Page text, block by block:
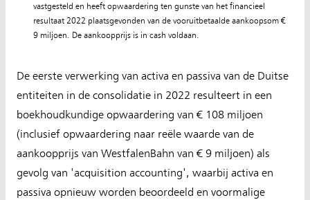
vastgesteld en heeft opwaardering ten gunste van het financieel
resultaat 2022 plaatsgevonden van de vooruitbetaalde aankoopsom €
9 miljoen. De aankoopprijs is in cash voldaan.
De eerste verwerking van activa en passiva van de Duitse
entiteiten in de consolidatie in 2022 resulteert in een
boekhoudkundige opwaardering van € 108 miljoen
(inclusief opwaardering naar reële waarde van de
aankoopprijs van WestfalenBahn van € 9 miljoen) als
gevolg van 'acquisition accounting', waarbij activa en
passiva opnieuw worden beoordeeld en voormalige